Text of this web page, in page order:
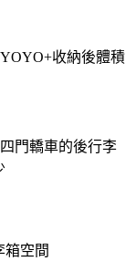
YOYO+收納後體積
門轎車的後行李
箱空間